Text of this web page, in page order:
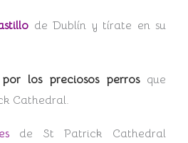
de Dublín y tírate en su
por los preciosos perrosque
Cathedral.
de St Patrick Cathedral